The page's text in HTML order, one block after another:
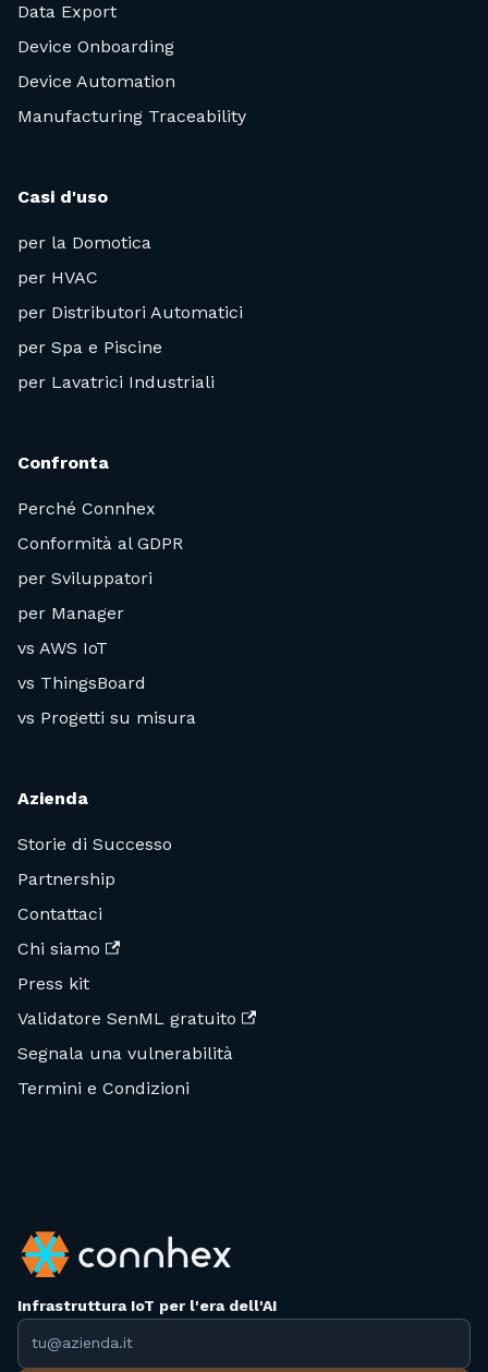
Data Export
Device Onboarding
Device Automation
Manufacturing Traceability
Casi d'uso
per la Domotica
per HVAC
per Distributori Automatici
per Spa e Piscine
per Lavatrici Industriali
Confronta
Perché Connhex
Conformità al GDPR
per Sviluppatori
per Manager
vs AWS IoT
vs ThingsBoard
vs Progetti su misura
Azienda
Storie di Successo
Partnership
Contattaci
Chi siamo
Press kit
Validatore SenML gratuito
Segnala una vulnerabilità
Termini e Condizioni
Infrastruttura IoT per l'era dell'AI
Indirizzo email